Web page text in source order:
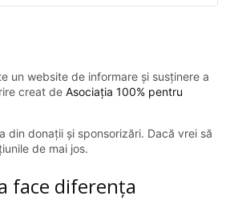
un website de informare și susținere a
creat de Asociația 100% pentru
din donații și sponsorizări. Dacă vrei să
de mai jos.
face diferența